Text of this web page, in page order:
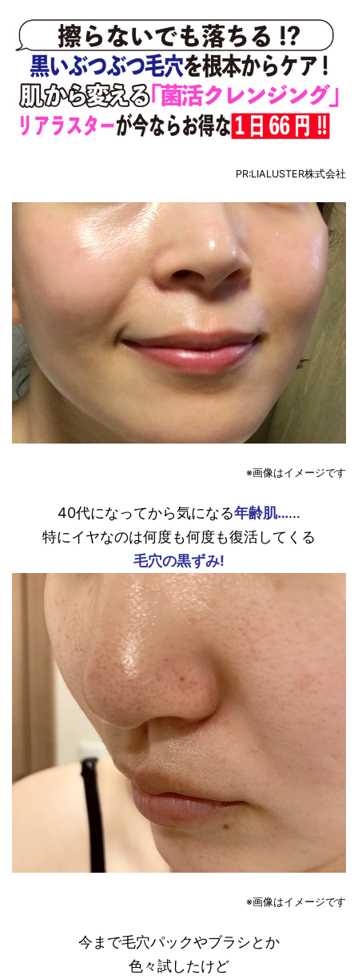
PR:LIALUSTER株式会社
※画像はイメージです
40代になってから気になる年齢肌……
特にイヤなのは何度も何度も復活してくる
毛穴の黒ずみ!
※画像はイメージです
今まで毛穴パックやブラシとか
色々試したけど